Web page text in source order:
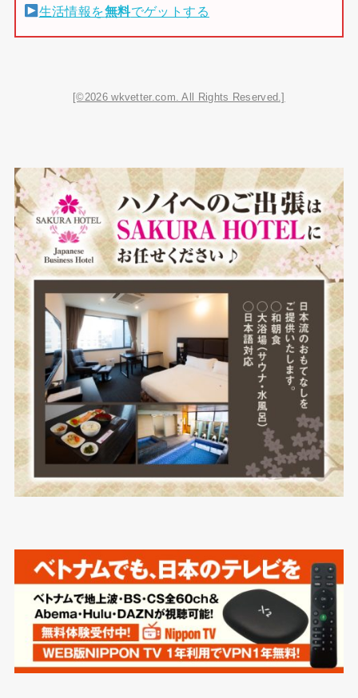
生活情報を無料でゲットする
[©2026 wkvetter.com. All Rights Reserved.]